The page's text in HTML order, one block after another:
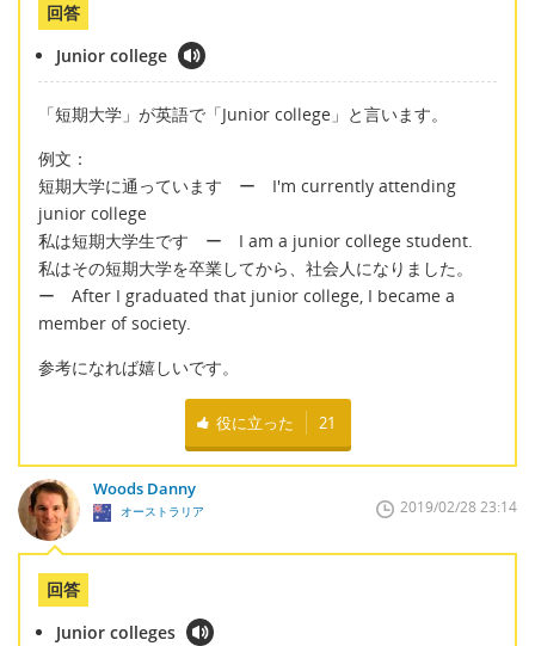
回答
Junior college
「短期大学」が英語で「Junior college」と言います。
例文：
短期大学に通っています ー I'm currently attending
junior college
私は短期大学生です ー I am a junior college student.
私はその短期大学を卒業してから、社会人になりました。
ー After I graduated that junior college, I became a
member of society.
参考になれば嬉しいです。
役に立った 21
Woods Danny
オーストラリア 2019/02/28 23:14
回答
Junior colleges